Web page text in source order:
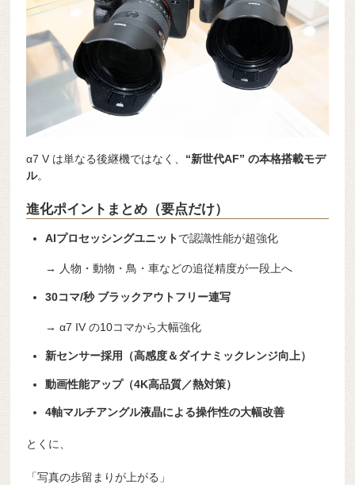
α7 V は単なる後継機ではなく、 “新世代AF” の本格搭載モデ
ル。
進化ポイントまとめ（要点だけ）
AIプロセッシングユニットで認識性能が超強化
→ 人物・動物・鳥・車などの追従精度が一段上へ
30コマ/秒 ブラックアウトフリー連写
→ α7 IV の10コマから大幅強化
新センサー採用（高感度＆ダイナミックレンジ向上）
動画性能アップ（4K高品質／熱対策）
4軸マルチアングル液晶による操作性の大幅改善
とくに、
「写真の歩留まりが上がる」